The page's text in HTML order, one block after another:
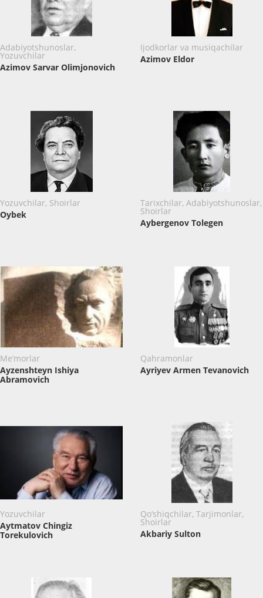
Adabiyotshunoslar,
Yozuvchilar
Azimov Sarvar Olimjonovich
Ijodkorlar va musiqachilar
Azimov Eldor
Yozuvchilar, Shoirlar
Oybek
Tarixchilar, Adabiyotshunoslar,
Shoirlar
Aybergenov Tolegen
Me’morlar
Ayzenshteyn Ishiya
Abramovich
Qahramonlar
Ayriyev Armen Tevanovich
Yozuvchilar
Aytmatov Chingiz
Torekulovich
Qo‘shiqchilar, Tarjimonlar,
Shoirlar
Akbariy Sulton